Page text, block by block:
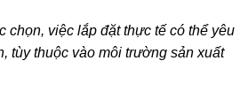
chọn, việc lắp đặt thực tế có thể yêu
tùy thuộc vào môi trường sản xuất